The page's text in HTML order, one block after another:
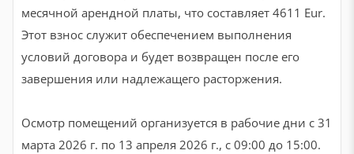
месячной арендной платы, что составляет 4611 Eur.
Этот взнос служит обеспечением выполнения
условий договора и будет возвращен после его
завершения или надлежащего расторжения.
Осмотр помещений организуется в рабочие дни с 31
марта 2026 г. по 13 апреля 2026 г., с 09:00 до 15:00.